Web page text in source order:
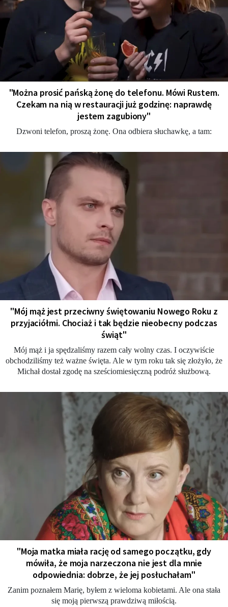
"Można prosić pańską żonę do telefonu. Mówi Rustem.
Czekam na nią w restauracji już godzinę: naprawdę
jestem zagubiony"
Dzwoni telefon, proszą żonę. Ona odbiera słuchawkę, a tam:
"Mój mąż jest przeciwny świętowaniu Nowego Roku z
przyjaciółmi. Chociaż i tak będzie nieobecny podczas
świąt"
Mój mąż i ja spędzaliśmy razem cały wolny czas. I oczywiście
obchodziliśmy też ważne święta. Ale w tym roku tak się złożyło, że
Michał dostał zgodę na sześciomiesięczną podróż służbową.
"Moja matka miała rację od samego początku, gdy
mówiła, że moja narzeczona nie jest dla mnie
odpowiednia: dobrze, że jej posłuchałam"
Zanim poznałem Marię, byłem z wieloma kobietami. Ale ona stała
się moją pierwszą prawdziwą miłością.